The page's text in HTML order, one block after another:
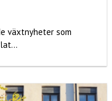
växtnyheter som